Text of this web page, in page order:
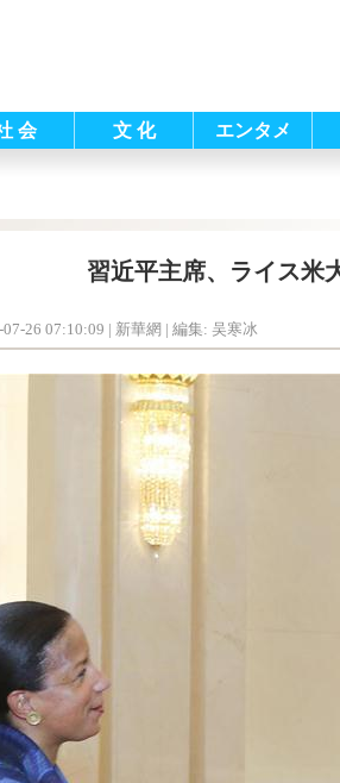
会 文 化 エンタメ
習近平主席、ライス米
26 07:10:09 | 新華網 | 編集: 吴寒冰